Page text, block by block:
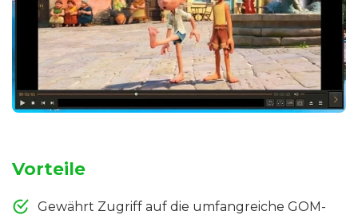
Vorteile
Gewährt Zugriff auf die umfangreiche GOM-